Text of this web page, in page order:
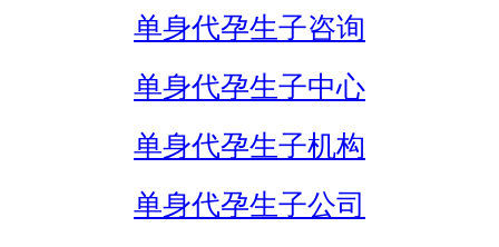
单身代孕生子咨询
单身代孕生子中心
单身代孕生子机构
单身代孕生子公司